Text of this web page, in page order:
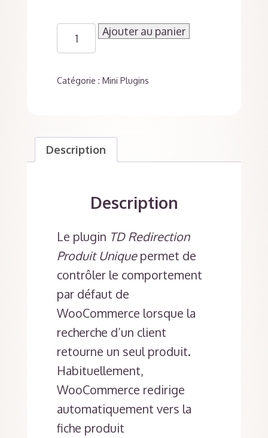
quantité
Produit
Ajouter au panier
Catégorie : Mini Plugins
Description
Description
Le plugin TD Redirection
Produit Uniquepermet de
contrôler le comportement
par défaut de
WooCommerce lorsque la
recherche d’un client
retourne un seul produit.
Habituellement,
WooCommerce redirige
automatiquement vers la
fiche produit